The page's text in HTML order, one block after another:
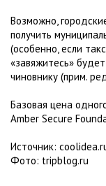
Возможно,
получить
(особенно, если
«завяжитесь»
чиновнику (прим.
Базовая цена
Amber Secure
Источник:
Фото: tripblog.ru